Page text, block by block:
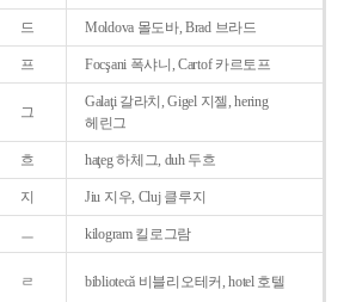
드 Moldova 몰도바, Brad 브라드
프 Focşani 폭샤니, Cartof 카르토프
그
Galaţi 갈라치, Gigel 지젤, hering
헤린그
흐 haţeg 하체그, duh 두흐
지 Jiu 지우, Cluj 클루지
ㅡ kilogram 킬로그람
ㄹ bibliotecǎ 비블리오테커, hotel 호텔